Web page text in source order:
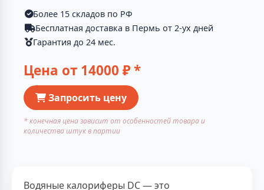
Более 15 складов по РФ
Бесплатная доставка в Пермь от 2-ух дней
Гарантия до 24 мес.
Цена от 14000 ₽ *
Запросить цену
* конечная цена зависит от особенностей товара и
количества штук в партии
Водяные калориферы DC — это